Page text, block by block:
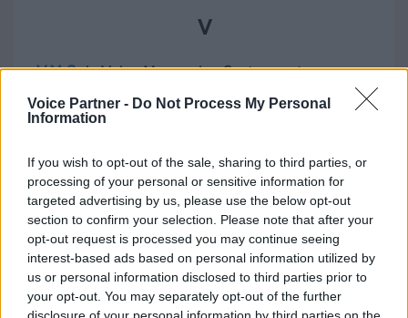
Voice Partner - Do Not Process My Personal
Information
If you wish to opt-out of the sale, sharing to third parties, or
processing of your personal or sensitive information for
targeted advertising by us, please use the below opt-out
section to confirm your selection. Please note that after your
opt-out request is processed you may continue seeing
interest-based ads based on personal information utilized by
us or personal information disclosed to third parties prior to
your opt-out. You may separately opt-out of the further
V
V.M.S:le Voice Messaging System est une
fonctionnalité permettant de déposer
directement un message audio sur le
V.P.N :Virtual Private Network (ou Réseau Privé
Virtuel en français) est une solution
permettant de créer un réseau privé et
sécurisé au sein d’une infrastructure de
réseau.